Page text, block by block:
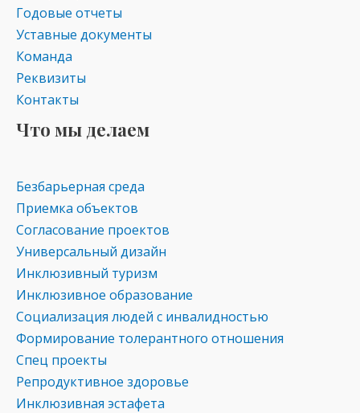
Годовые отчеты
Уставные документы
Команда
Реквизиты
Контакты
Что мы делаем
Безбарьерная среда
Приемка объектов
Согласование проектов
Универсальный дизайн
Инклюзивный туризм
Инклюзивное образование
Социализация людей с инвалидностью
Формирование толерантного отношения
Спец проекты
Репродуктивное здоровье
Инклюзивная эстафета